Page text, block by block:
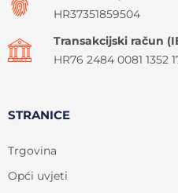
HR37351859504
Transakcijski račun
HR76 2484 0081 1352
STRANICE
Trgovina
Opći uvjeti